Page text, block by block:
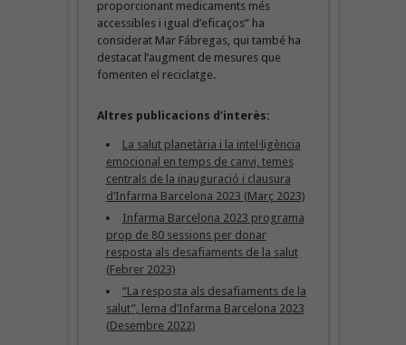
proporcionant medicaments més
accessibles i igual d’eficaços” ha
considerat Mar Fábregas, qui també ha
destacat l’augment de mesures que
fomenten el reciclatge.
Altres publicacions d’interès:
La salut planetària i la intel·ligència
emocional en temps de canvi, temes
centrals de la inauguració i clausura
d’Infarma Barcelona 2023 (Març 2023)
Infarma Barcelona 2023 programa
prop de 80 sessions per donar
resposta als desafiaments de la salut
(Febrer 2023)
“La resposta als desafiaments de la
salut”, lema d’Infarma Barcelona 2023
(Desembre 2022)